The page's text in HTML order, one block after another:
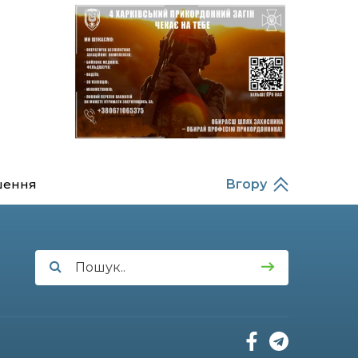
14:37
21 лип
Захищав кордон до
останнього подиху:
пам’яті полеглого
прикордонника
Олександра Кичаня
(ВІДЕО)
11:28
Від штанги до «крил»: як
спорт і характер
перемогу на Донеччині
Вгору